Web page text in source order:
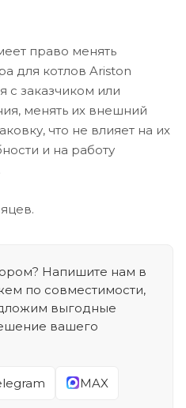
право менять
для котлов Ariston
с заказчиком или
менять их внешний
что не влияет на их
и на работу
Напишите нам в
по совместимости,
выгодные
вашего
MAX